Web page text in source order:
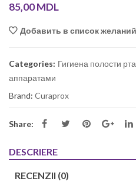
85,00MDL
Добавить в список желаний
Categories: Гигиена полости рта
аппаратами
Brand: Curaprox
Share:
DESCRIERE
RECENZII (0)